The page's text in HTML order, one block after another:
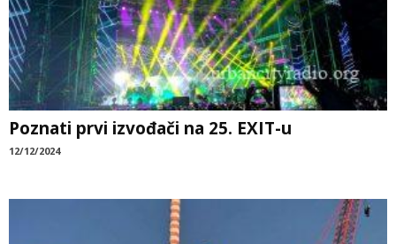
Poznati prvi izvođači na 25. EXIT-u
12/12/2024